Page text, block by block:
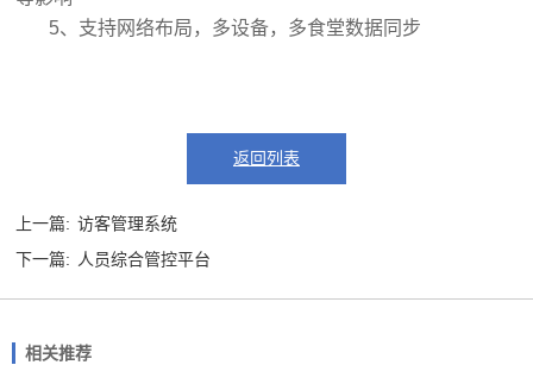
5、支持网络布局，多设备，多食堂数据同步
返回列表
上一篇: 访客管理系统
下一篇: 人员综合管控平台
相关推荐